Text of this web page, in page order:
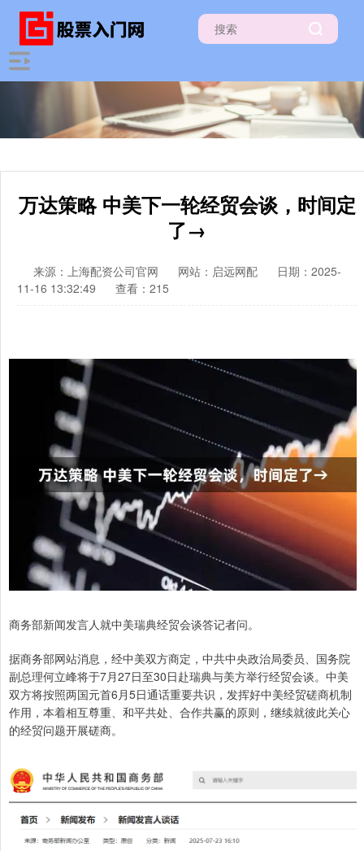
万达策略 中美下一轮经贸会谈，时间定
了→
来源：上海配资公司官网 网站：启远网配
日期：2025-
11-16 13:32:49
查看：215
商务部新闻发言人就中美瑞典经贸会谈答记者问。
据商务部网站消息，经中美双方商定，中共中央政治局委员、国务院
副总理何立峰将于7月27日至30日赴瑞典与美方举行经贸会谈。中美
双方将按照两国元首6月5日通话重要共识，发挥好中美经贸磋商机制
作用，本着相互尊重、和平共处、合作共赢的原则，继续就彼此关心
的经贸问题开展磋商。